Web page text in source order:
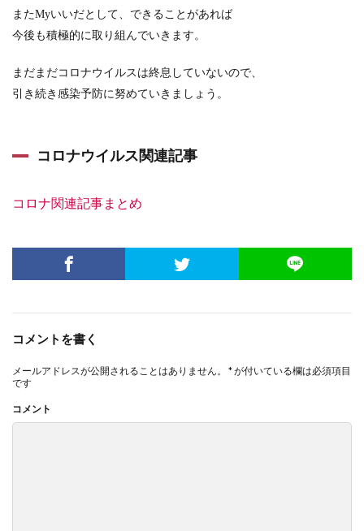
またMyいいだとして、できることがあれば
今後も積極的に取り組んでいきます。
まだまだコロナウイルスは終息していないので、
引き続き感染予防に努めていきましょう。
コロナウイルス関連記事
コロナ関連記事まとめ
コメントを書く
メールアドレスが公開されることはありません。 *が付いている欄は必須項目
です
コメント